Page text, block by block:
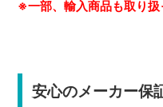
※一部、輸入商品も取り扱
安心のメーカー保